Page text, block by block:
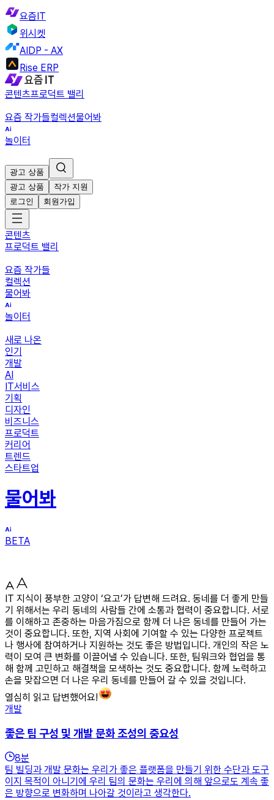
요즘IT
위시켓
AIDP - AX
Rise ERP
콘텐츠프로덕트 밸리
요즘 작가들컬렉션물어봐
놀이터
광고 상품
광고 상품
작가 지원
로그인
회원가입
콘텐츠
프로덕트 밸리
요즘 작가들
컬렉션
물어봐
놀이터
새로 나온
인기
개발
AI
IT서비스
기획
디자인
비즈니스
프로덕트
커리어
트렌드
스타트업
물어봐
BETA
IT 지식이 풍부한 고양이 ‘요고’가 답변해 드려요. 동네를 더 좋게 만들
기 위해서는 우리 동네의 사람들 간에 소통과 협력이 중요합니다. 서로
를 이해하고 존중하는 마음가짐으로 함께 더 나은 동네를 만들어 가는
것이 중요합니다. 또한, 지역 사회에 기여할 수 있는 다양한 프로젝트
나 행사에 참여하거나 지원하는 것도 좋은 방법입니다. 개인의 작은 노
력이 모여 큰 변화를 이끌어낼 수 있습니다. 또한, 팀워크와 협업을 통
해 함께 고민하고 해결책을 모색하는 것도 중요합니다. 함께 노력하고
손을 맞잡으면 더 나은 우리 동네를 만들어 갈 수 있을 것입니다.
열심히 읽고 답변했어요!
개발
좋은 팀 구성 및 개발 문화 조성의 중요성
8분
팀 빌딩과 개발 문화는 우리가 좋은 플랫폼을 만들기 위한 수단과 도구
이지 목적이 아니기에 우리 팀의 문화는 우리에 의해 앞으로도 계속 좋
은 방향으로 변화하며 나아갈 것이라고 생각한다.